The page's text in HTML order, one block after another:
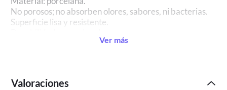
No porosos; no absorben olores, sabores, ni bacterias.
Superficie lisa y resistente.
Fabricación y materiales respetuosos con el medio
Lo que distingue a la porcelana de
Ver más
Valoraciones